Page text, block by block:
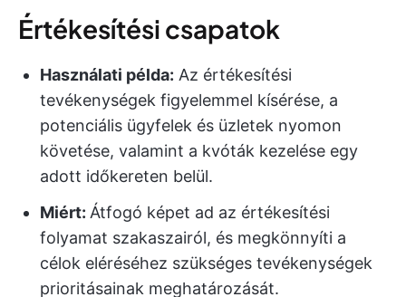
Értékesítési csapatok
Használati példa: Az értékesítési
tevékenységek figyelemmel kísérése, a
potenciális ügyfelek és üzletek nyomon
követése, valamint a kvóták kezelése egy
adott időkereten belül.
Miért: Átfogó képet ad az értékesítési
folyamat szakaszairól, és megkönnyíti a
célok eléréséhez szükséges tevékenységek
prioritásainak meghatározását.